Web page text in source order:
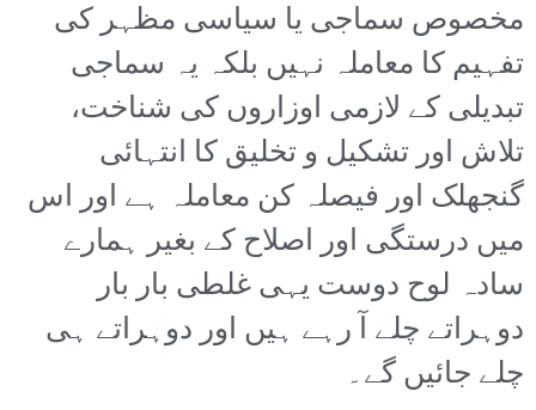
مخصوص سماجی یا سیاسی مظہر کی
تفہیم کا معاملہ نہیں بلکہ یہ سماجی
تبدیلی کے لازمی اوزاروں کی شناخت،
تلاش اور تشکیل و تخلیق کا انتہائی
گنجھلک اور فیصلہ کن معاملہ ہے اور اس
میں درستگی اور اصلاح کے بغیر ہمارے
سادہ لوح دوست یہی غلطی بار بار
دوہراتے چلے آ رہے ہیں اور دوہراتے ہی
چلے جائیں گے۔